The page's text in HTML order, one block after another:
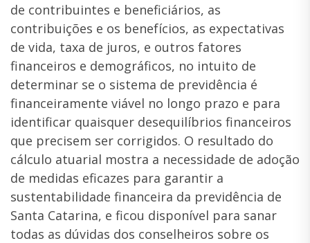
de contribuintes e beneficiários, as
contribuições e os benefícios, as expectativas
de vida, taxa de juros, e outros fatores
financeiros e demográficos, no intuito de
determinar se o sistema de previdência é
financeiramente viável no longo prazo e para
identificar quaisquer desequilíbrios financeiros
que precisem ser corrigidos. O resultado do
cálculo atuarial mostra a necessidade de adoção
de medidas eficazes para garantir a
sustentabilidade financeira da previdência de
Santa Catarina, e ficou disponível para sanar
todas as dúvidas dos conselheiros sobre os